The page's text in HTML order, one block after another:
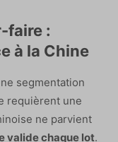
faire :
à la Chine
segmentation
requièrent une
ne parvient
valide chaque lot.